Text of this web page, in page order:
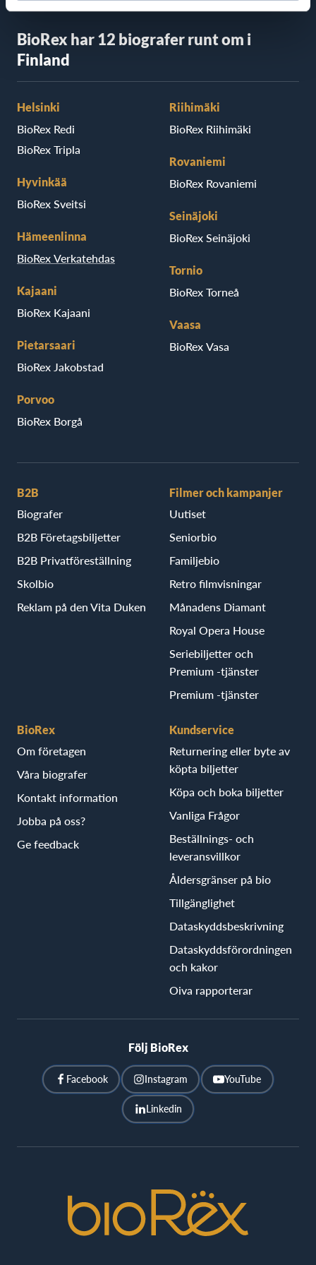
BioRex har 12 biografer runt om i
Finland
Helsinki
BioRex Redi
BioRex Tripla
Hyvinkää
BioRex Sveitsi
Hämeenlinna
BioRex Verkatehdas
Kajaani
BioRex Kajaani
Pietarsaari
BioRex Jakobstad
Porvoo
BioRex Borgå
Riihimäki
BioRex Riihimäki
Rovaniemi
BioRex Rovaniemi
Seinäjoki
BioRex Seinäjoki
Tornio
BioRex Torneå
Vaasa
BioRex Vasa
B2B
Biografer
B2B Företagsbiljetter
B2B Privatföreställning
Skolbio
Reklam på den Vita Duken
Filmer och kampanjer
Uutiset
Seniorbio
Familjebio
Retro filmvisningar
Månadens Diamant
Royal Opera House
Seriebiljetter och
Premium -tjänster
Premium -tjänster
BioRex
Om företagen
Våra biografer
Kontakt information
Jobba på oss?
Ge feedback
Kundservice
Returnering eller byte av
köpta biljetter
Köpa och boka biljetter
Vanliga Frågor
Beställnings- och
leveransvillkor
Åldersgränser på bio
Tillgänglighet
Dataskyddsbeskrivning
Dataskyddsförordningen
och kakor
Oiva rapporterar
Följ BioRex
Facebook Instagram YouTube
Linkedin
Cinemas